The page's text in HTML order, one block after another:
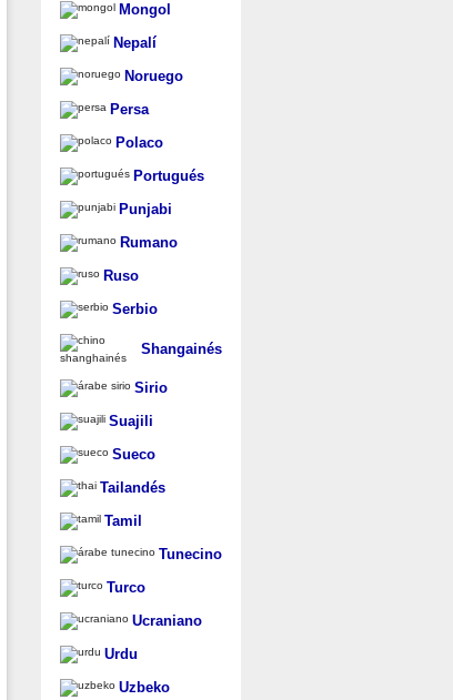
Mongol
Nepalí
Noruego
Persa
Polaco
Portugués
Punjabi
Rumano
Ruso
Serbio
Shangainés
Sirio
Suajili
Sueco
Tailandés
Tamil
Tunecino
Turco
Ucraniano
Urdu
Uzbeko